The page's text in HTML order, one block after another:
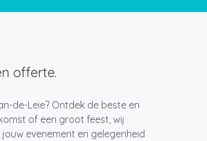
offerte.
de-Leie? Ontdek de beste en
of een groot feest, wij
evenement en gelegenheid